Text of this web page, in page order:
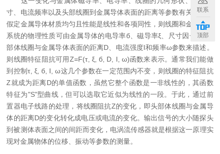
寸、电流频率以及头部线圈到金属导体表面的距离等参数有关。通常
假定金属导体材质均匀且性能是线性和各项同性，则线圈和金属导体
系统的物理性质可由金属导体的电导率б、磁导率ξ、尺寸因子τ、头
部体线圈与金属导体表面的距离D、电流强度I和频率ω参数来描述。
则线圈特征阻抗可用Z=F(τ, ξ, б, D, I, ω)函数来表示。通常我们能做
到控制τ, ξ, б, I, ω这几个参数在一定范围内不变，则线圈的特征阻抗
Z就成为距离D的单值函数，虽然它整个函数是一非线性的，其函数
特征为"S"型曲线，但可以选取它近似为线性的一段。于此，通过前
置器电子线路的处理，将线圈阻抗Z的变化，即头部体线圈与金属导
体的距离D的变化转化成电压或电流的变化。输出信号的大小随探头
到被测体表面之间的间距而变化，电涡流传感器就是根据这一原理实
现对金属物体的位移、振动等参数的测量。
联系
顶部